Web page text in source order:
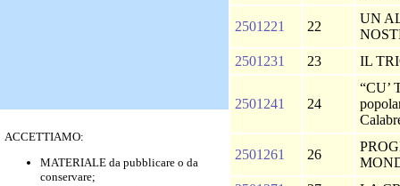
ACCETTIAMO:
MATERIALE da pubblicare o da
conservare;
2501221 22
UN
2501231
23 IL
2501241 24
“CU’
2501261 26